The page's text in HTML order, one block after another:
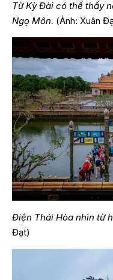
Từ Kỳ Đài có thể thấy
Ngọ Môn. (Ảnh: Xuân
Điện Thái Hòa nhìn từ
Đạt)